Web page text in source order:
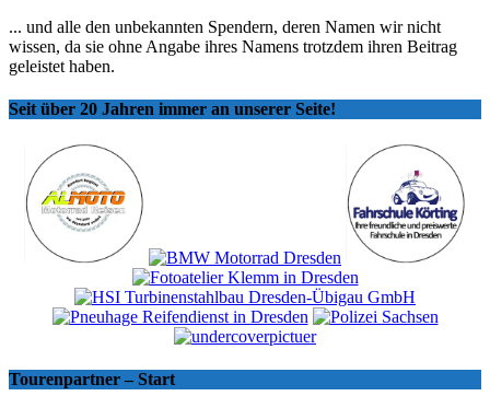
... und alle den unbekannten Spendern, deren Namen wir nicht
wissen, da sie ohne Angabe ihres Namens trotzdem ihren Beitrag
geleistet haben.
Seit über 20 Jahren immer an unserer Seite!
Tourenpartner – Start